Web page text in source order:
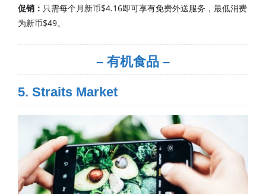
促销： 只需每个月新币$4.16即可享有免费外送服务，最低消费
为新币$49。
– 有机食品 –
5. Straits Market